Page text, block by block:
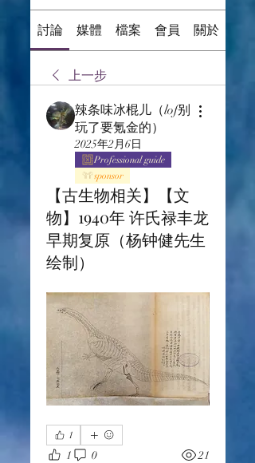
討論 媒體 檔案 會員 關於
上一步
辣条味冰棍儿（lof别
玩了要氪金的）
2025年2月6日
Professional guide
sponsor
【古生物相关】【文
物】1940年 许氏禄丰龙
早期复原（杨钟健先生
绘制）
1
1 0 21